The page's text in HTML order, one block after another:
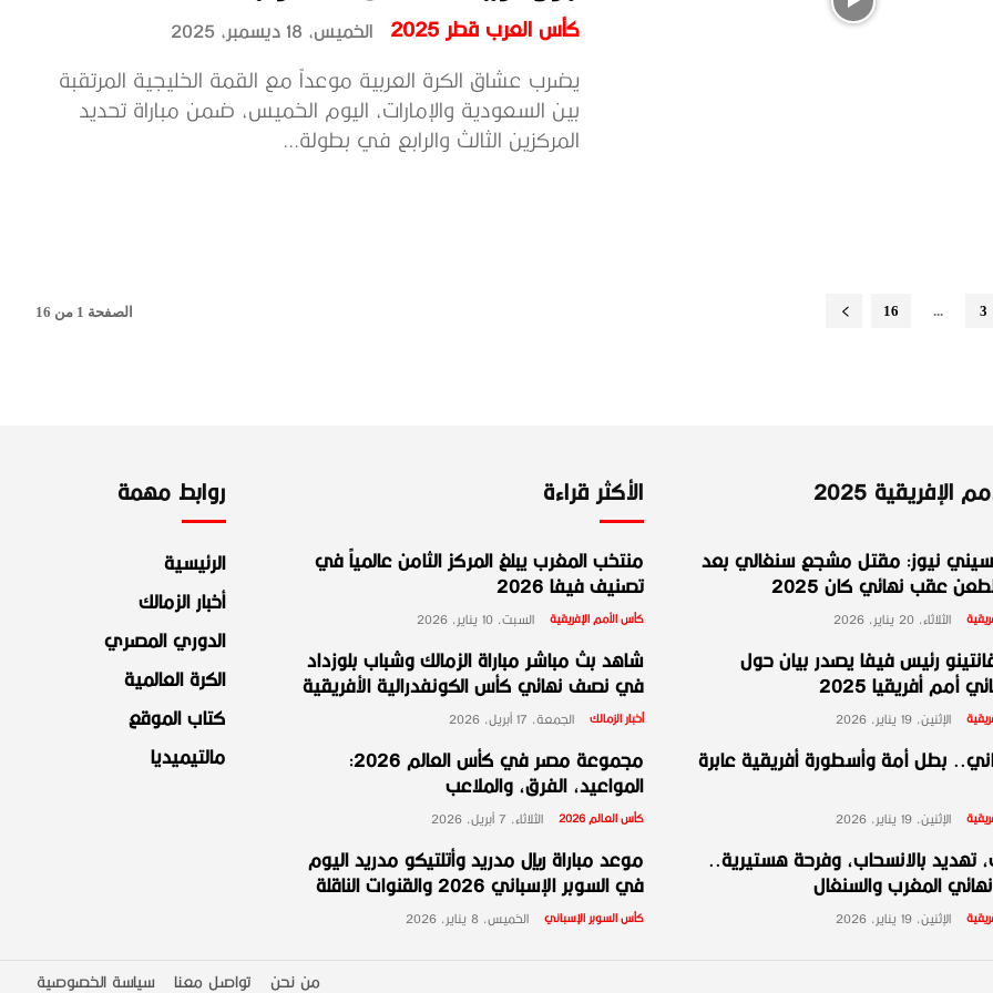
كأس العرب قطر 2025 الخميس، 18 ديسمبر، 2025
يضرب عشاق الكرة العربية موعداً مع القمة الخليجية المرتقبة
بين السعودية والإمارات، اليوم الخميس، ضمن مباراة تحديد
المركزين الثالث والرابع في بطولة...
3
...
16 الصفحة 1 من 16
روابط مهمة
الرئيسية
أخبار الزمالك
الدوري المصري
الكرة العالمية
كتاب الموقع
مالتيميديا
الأكثر قراءة
منتخب المغرب يبلغ المركز الثامن عالمياً في
تصنيف فيفا 2026
كأس الأمم الإفريقية السبت، 10 يناير، 2026
شاهد بث مباشر مباراة الزمالك وشباب بلوزداد
في نصف نهائي كأس الكونفدرالية الأفريقية
أخبار الزمالك الجمعة، 17 أبريل، 2026
مجموعة مصر في كأس العالم 2026:
المواعيد، الفرق، والملاعب
كأس العالم 2026 الثلاثاء، 7 أبريل، 2026
موعد مباراة ريال مدريد وأتلتيكو مدريد اليوم
في السوبر الإسباني 2026 والقنوات الناقلة
كأس السوبر الإسباني الخميس، 8 يناير، 2026
الإفريقية 2025
نيوز: مقتل مشجع سنغالي بعد
عقب نهائي كان 2025
الثلاثاء، 20 يناير، 2026
رئيس فيفا يصدر بيان حول
أمم أفريقيا 2025
الإثنين، 19 يناير، 2026
بطل أمة وأسطورة أفريقية عابرة
الإثنين، 19 يناير، 2026
تهديد بالانسحاب، وفرحة هستيرية..
المغرب والسنغال
الإثنين، 19 يناير، 2026
سياسة الخصوصية تواصل معنا من نحن